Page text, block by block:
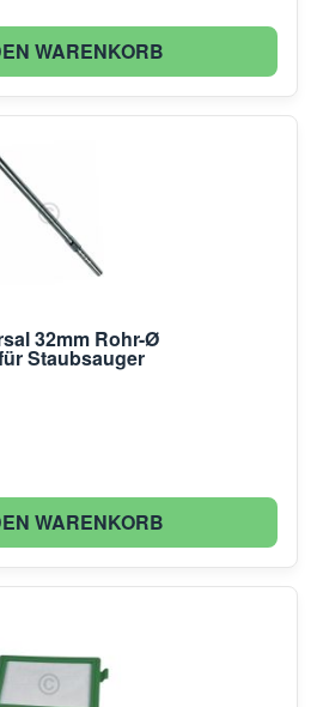
WARENKORB
32mm Rohr-Ø
Staubsauger
WARENKORB